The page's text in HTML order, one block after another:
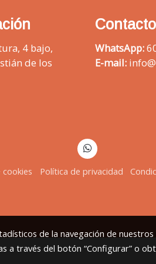
4 bajo,
de los
Contacto
WhatsApp:
E-mail:
cookies Política de privacidad
de la navegación de nuestros
a través del botón “Configurar” o